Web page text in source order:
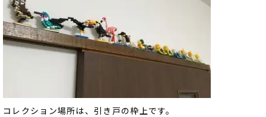
コレクション場所は、引き戸の枠上です。